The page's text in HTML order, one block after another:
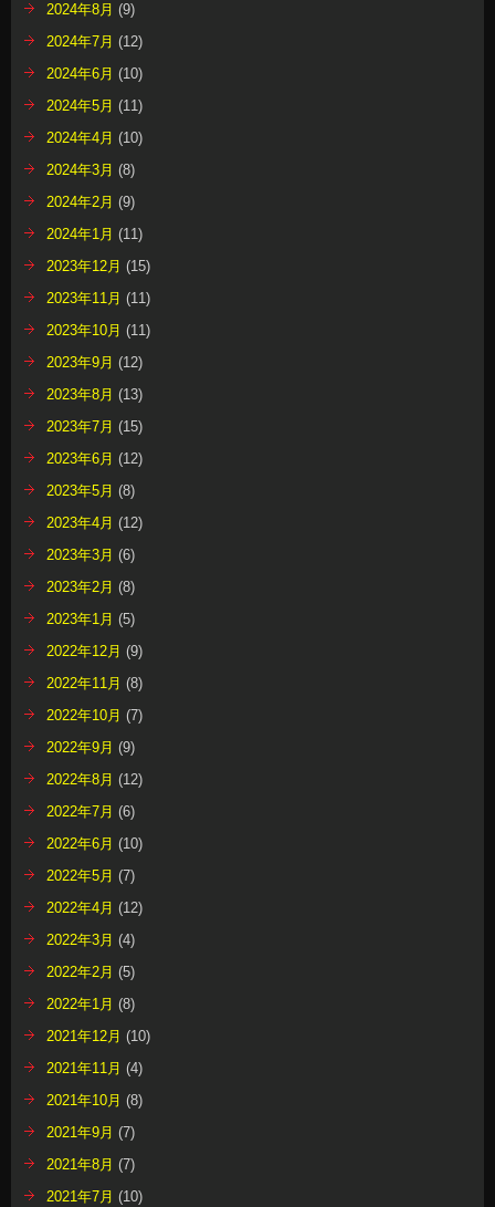
2024年8月 (9)
2024年7月 (12)
2024年6月 (10)
2024年5月 (11)
2024年4月 (10)
2024年3月 (8)
2024年2月 (9)
2024年1月 (11)
2023年12月 (15)
2023年11月 (11)
2023年10月 (11)
2023年9月 (12)
2023年8月 (13)
2023年7月 (15)
2023年6月 (12)
2023年5月 (8)
2023年4月 (12)
2023年3月 (6)
2023年2月 (8)
2023年1月 (5)
2022年12月 (9)
2022年11月 (8)
2022年10月 (7)
2022年9月 (9)
2022年8月 (12)
2022年7月 (6)
2022年6月 (10)
2022年5月 (7)
2022年4月 (12)
2022年3月 (4)
2022年2月 (5)
2022年1月 (8)
2021年12月 (10)
2021年11月 (4)
2021年10月 (8)
2021年9月 (7)
2021年8月 (7)
2021年7月 (10)